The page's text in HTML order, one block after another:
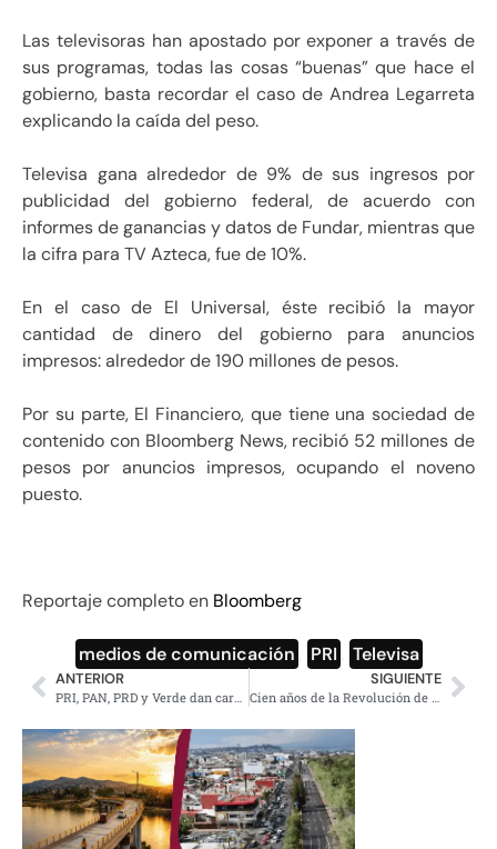
Las televisoras han apostado por exponer a través de
sus programas, todas las cosas “buenas” que hace el
gobierno, basta recordar el caso de Andrea Legarreta
explicando la caída del peso.
Televisa gana alrededor de 9% de sus ingresos por
publicidad del gobierno federal, de acuerdo con
informes de ganancias y datos de Fundar, mientras que
la cifra para TV Azteca, fue de 10%.
En el caso de El Universal, éste recibió la mayor
cantidad de dinero del gobierno para anuncios
impresos: alrededor de 190 millones de pesos.
Por su parte, El Financiero, que tiene una sociedad de
contenido con Bloomberg News, recibió 52 millones de
pesos por anuncios impresos, ocupando el noveno
puesto.
Reportaje completo en Bloomberg
medios de comunicación PRI Televisa
ANTERIOR SIGUIENTE